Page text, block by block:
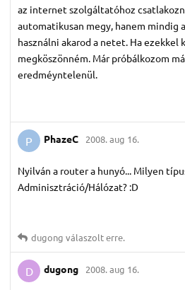
az internet szolgáltatóhoz
automatikusan megy, hanem mindig
használni akarod a netet. Ha ezekkel
megköszönném. Már próbálkozom
eredméyntelenül.
P PhazeC 2008. aug 16.
Nyilván a router a hunyó... Milyen
Adminisztráció/Hálózat? :D
dugong válaszolt erre.
D dugong 2008. aug 16.